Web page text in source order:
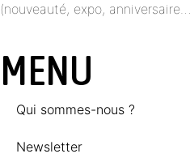
(nouveauté, expo,
MENU
Qui sommes-nous ?
Newsletter